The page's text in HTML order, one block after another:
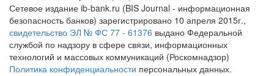
Сетевое издание ib-bank.ru (BIS Journal - информационная
безопасность банков) зарегистрировано 10 апреля 2015г.,
свидетельство ЭЛ № ФС 77 - 61376 выдано Федеральной
службой по надзору в сфере связи, информационных
технологий и массовых коммуникаций (Роскомнадзор)
Политика конфиденциальности персональных данных.